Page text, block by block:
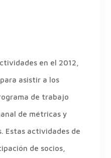
en el 2012,
asistir a los
de trabajo
de métricas y
Estas actividades de
de socios,